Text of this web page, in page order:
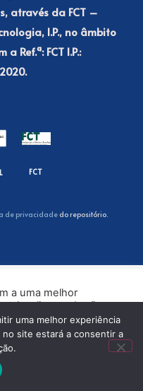
através da FCT –
I.P., no âmbito
Ref.ª: FCT I.P.:
FCT
de privacidadedo repositório.
a uma melhor
Ao clicar no botão
o nosso site, você
no nosso site.
uma melhor experiência
site estará a consentir a